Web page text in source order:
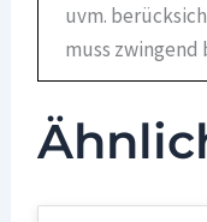
uvm.
muss